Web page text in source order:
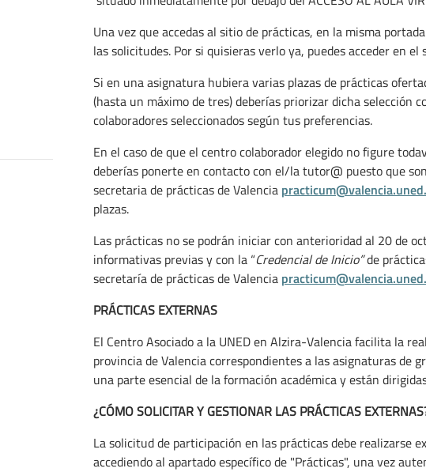
Una vez que accedas al sitio de prácticas, en la misma
las solicitudes. Por si quisieras verlo ya, puedes acceder en el
Si en una asignatura hubiera varias plazas de prácticas
(hasta un máximo de tres) deberías priorizar dicha selección
colaboradores seleccionados según tus preferencias.
En el caso de que el centro colaborador elegido no figure
deberías ponerte en contacto con el/la tutor@ puesto que
secretaria de prácticas de Valencia
plazas.
Las prácticas no se podrán iniciar con anterioridad al 20 de
informativas previas y con la “Credencial de Inicio”de
secretaría de prácticas de Valencia
PRÁCTICAS EXTERNAS
El Centro Asociado a la UNED en Alzira-Valencia facilita la
provincia de Valencia correspondientes a las asignaturas de
una parte esencial de la formación académica y están
¿CÓMO SOLICITAR Y GESTIONAR LAS PRÁCTICAS
La solicitud de participación en las prácticas debe realizarse
accediendo al apartado específico de "Prácticas", una vez